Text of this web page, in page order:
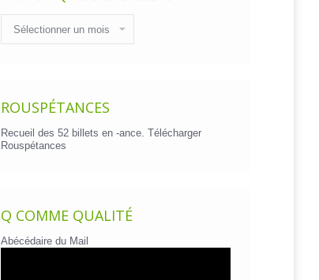
des
billets
ROUSPÉTANCES
Recueil des 52 billets en -ance. Télécharger
Rouspétances
Q COMME QUALITÉ
Abécédaire du Mail